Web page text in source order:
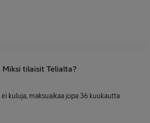
Miksi tilaisit Telialta?
ei kuluja, maksuaikaa jopa 36 kuukautta